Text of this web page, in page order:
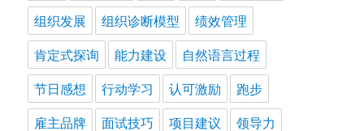
组织发展
组织诊断模型
绩效管理
肯定式探询
能力建设
自然语言过程
节日感想
行动学习 认可激励
跑步
雇主品牌
面试技巧 项目建议 领导力